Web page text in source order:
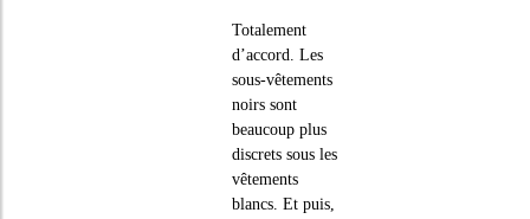
Totalement
d’accord. Les
sous-vêtements
noirs sont
beaucoup plus
discrets sous les
vêtements
blancs. Et puis,